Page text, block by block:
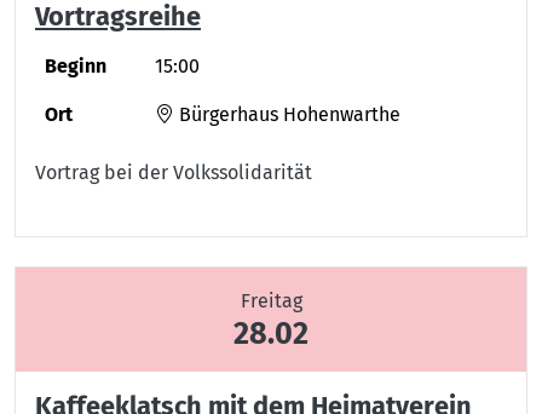
Vortragsreihe
Beginn 15:00
Ort Bürgerhaus Hohenwarthe
Vortrag bei der Volkssolidarität
Freitag
28.02
Kaffeeklatsch mit dem Heimatverein